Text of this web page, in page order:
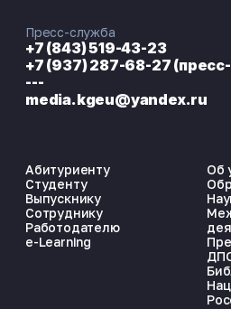
Абитуриенту
Студенту
Выпускнику
Сотруднику
Работодателю
e-Learning
Об
Пресс-служба
+7 (843) 519-43-23
+7 (937) 287-68-27
---
media.kgeu@yandex.ru